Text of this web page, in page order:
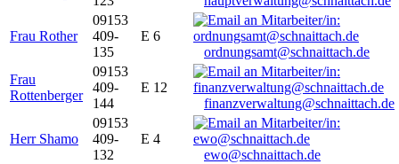
Frau Rother
09153
409-
135
E 6
ordnungsamt@schnaittach.de
Frau
Rottenberger
09153
409-
144
E 12
finanzverwaltung@schnaittach.de
Herr Shamo
09153
409-
132
E 4
ewo@schnaittach.de